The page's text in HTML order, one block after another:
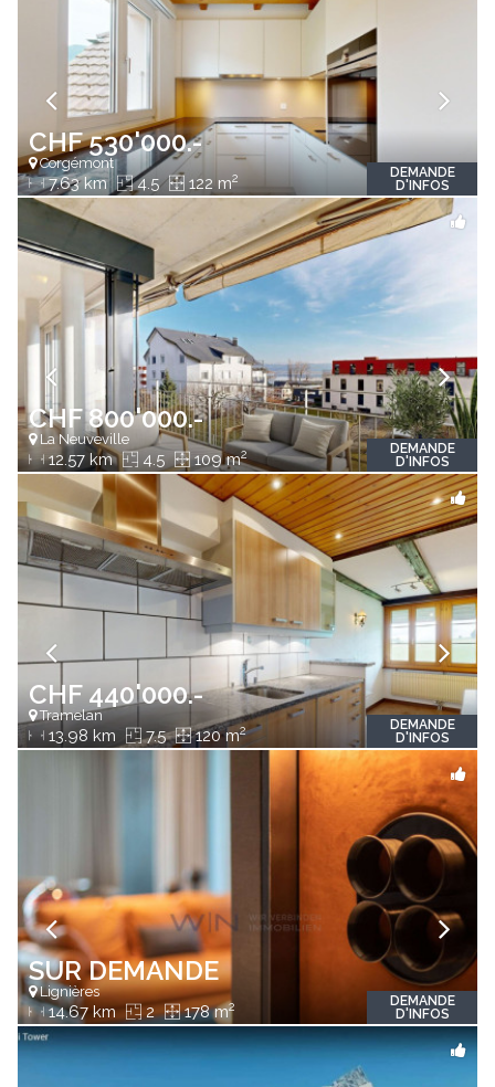
CHF 530'000.-
Corgémont
7.63 km 4.5 122 m2
DEMANDE
D'INFOS
CHF 800'000.-
La Neuveville
12.57 km 4.5 109 m2
DEMANDE
D'INFOS
CHF 440'000.-
Tramelan
13.98 km 7.5 120 m2
DEMANDE
D'INFOS
SUR DEMANDE
Lignières
14.67 km 2 178 m2
DEMANDE
D'INFOS